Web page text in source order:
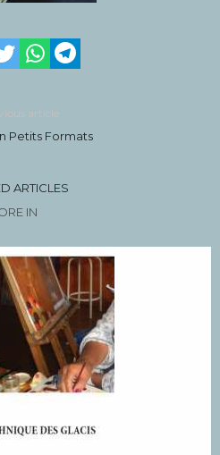
article
Petits Formats
ARTICLES
IN